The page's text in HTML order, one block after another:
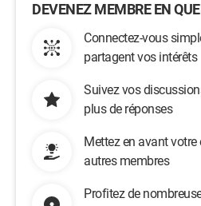
DEVENEZ MEMBRE EN
Connectez-vous
partagent vos intérêts
Suivez vos
plus de réponses
Mettez en avant votre
autres membres
Profitez de